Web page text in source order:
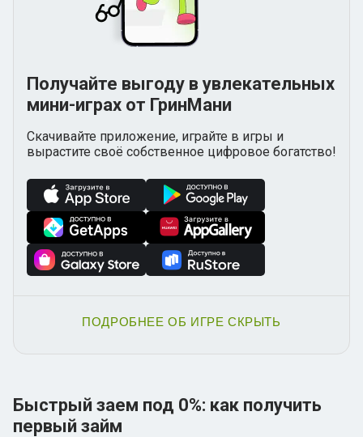
Получайте выгоду в увлекательных
мини-играх от ГринМани
Скачивайте приложение, играйте в игры и
вырастите своё собственное цифровое богатство!
ПОДРОБНЕЕ ОБ ИГРЕСКРЫТЬ
Быстрый заем под 0%: как получить
первый займ